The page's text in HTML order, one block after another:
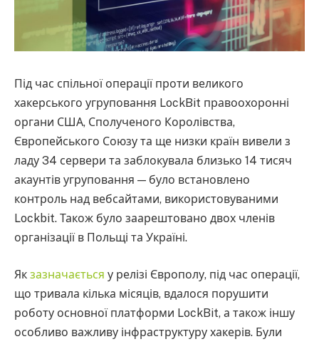
Під час спільної операції проти великого
хакерського угруповання LockBit правоохоронні
органи США, Сполученого Королівства,
Європейського Союзу та ще низки країн вивели з
ладу 34 сервери та заблокувала близько 14 тисяч
акаунтів угруповання — було встановлено
контроль над вебсайтами, використовуваними
Lockbit. Також було заарештовано двох членів
організації в Польщі та Україні.
Як зазначається у релізі Європолу, під час операції,
що тривала кілька місяців, вдалося порушити
роботу основної платформи LockBit, а також іншу
особливо важливу інфраструктуру хакерів. Були